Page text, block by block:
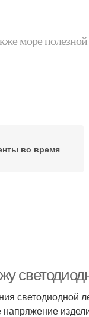
море
во время
светодиодной
напряжение